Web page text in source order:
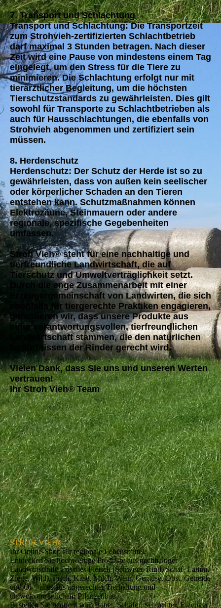
7. Transport und Schlachtung
Transport und Schlachtung: Die Transportzeit
zum Strohvieh-zertifizierten Schlachtbetrieb
darf maximal 3 Stunden betragen. Nach dieser
Zeit wird eine Pause von mindestens einem Tag
eingelegt, um den Stress für die Tiere zu
minimieren. Die Schlachtung erfolgt nur mit
tierärztlicher Begleitung, um die höchsten
Tierschutzstandards zu gewährleisten. Dies gilt
sowohl für Transporte zu Schlachtbetrieben als
auch für Hausschlachtungen, die ebenfalls von
Strohvieh abgenommen und zertifiziert sein
müssen.
8. Herdenschutz
Herdenschutz: Der Schutz der Herde ist so zu
gewährleisten, dass von außen kein seelischer
oder körperlicher Schaden an den Tieren
entstehen kann. Schutzmaßnahmen können
Elektrozäune, Steinmauern oder andere
regionale, spezifische Gegebenheiten
umfassen.
Stroh Vieh® steht für eine nachhaltige und
tierfreundliche Landwirtschaft, die auf
Tierschutz und Umweltverträglichkeit setzt.
Durch die enge Zusammenarbeit mit einer
Erzeugergemeinschaft von Landwirten, die sich
ebenfalls für tiergerechte Praktiken engagieren,
garantieren wir, dass unsere Produkte aus
einer verantwortungsvollen, tierfreundlichen
Landwirtschaft stammen, die den natürlichen
Bedürfnissen der Rinder gerecht wird.
Vielen Dank, dass Sie uns und unseren Werten
vertrauen!
Ihr Stroh Vieh® Team
STROH VIEH®
Ihr Online-Shop für regionale Lebensmittel.
Entdecken Sie hochwertige Produkte aus nachhaltiger
Landwirtschaft: Frisches Fleisch (Schwein, Rind, Schaf, Lamm,
Ziege, Wild), Fisch, Käse, Milch, Wein, Gemüse, Obst, Getreide
und Öl – alles aus artgerechter Tierhaltung und
umweltverträglichem Pflanzenbau.
Bestellen Sie bequem vom Bauer, Schäfer, Schlachter, Erzeuger